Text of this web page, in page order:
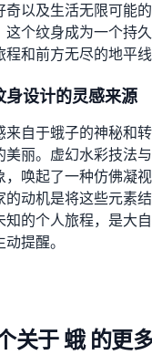
奇以及生活无限可能
这个纹身成为一个持
和前方无尽的地平线
身设计的灵感来源
来自于蛾子的神秘和
美丽。虚幻水彩技法
，唤起了一种仿佛凝
的动机是将这些元素
知的个人旅程，是大
提醒。
关于 蛾 的更